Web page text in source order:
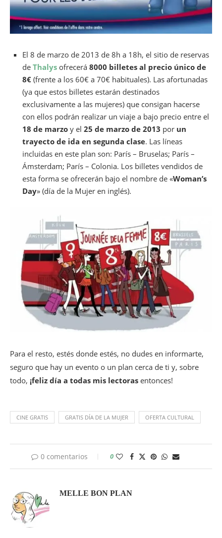
El 8 de marzo de 2013 de 8h a 18h, el sitio de reservas
de Thalys ofrecerá 8000 billetes al precio único de
8€ (frente a los 60€ a 70€ habituales). Las afortunadas
(ya que estos billetes estarán destinados
exclusivamente a las mujeres) que consigan hacerse
con ellos podrán realizar un viaje a bajo precio entre el
18 de marzo y el 25 de marzo de 2013 por un
trayecto de ida en segunda clase. Las líneas
incluidas en este plan son: París – Bruselas; París –
Ámsterdam; París – Colonia. Los billetes vendidos de
esta forma se ofrecerán bajo el nombre de «Woman’s
Day» (día de la Mujer en inglés).
Para el resto, estés donde estés, no dudes en informarte,
seguro que hay un evento o un plan cerca de ti y, sobre
todo, ¡feliz día a todas mis lectoras entonces!
CINE GRATIS GRATIS DÍA DE LA MUJER OFERTA CULTURAL
0 comentarios 0
MELLE BON PLAN